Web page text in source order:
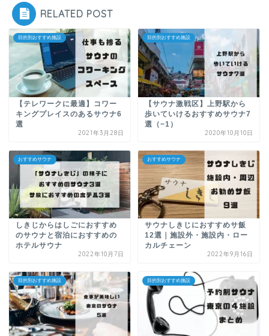
RELATED POST
目的別おすすめ施設
【テレワークに最適】コワー
キングプレイスのあるサウナ6
選
2021年3月28日
目的別おすすめ施設
【サウナ激戦区】上野駅から
歩いていけるおすすめサウナ7
選（−1）
2020年10月10日
おすすめサウナ
しきじからはしごにおすすめ
のサウナと宿泊におすすめの
ホテルサウナ
2022年10月7日
おすすめサウナ
サウナしきじにおすすめサ飯
12選｜施設外・施設内・ロー
カルチェーン
2022年9月16日
目的別おすすめ施設 目的別おすすめ施設